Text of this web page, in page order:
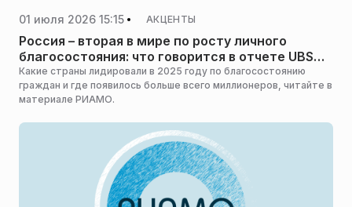
01 июля 2026 15:15 АКЦЕНТЫ
Россия – вторая в мире по росту личного
благосостояния: что говорится в отчете UBS
«О мировом богатстве»
Какие страны лидировали в 2025 году по благосостоянию
граждан и где появилось больше всего миллионеров, читайте в
материале РИАМО.